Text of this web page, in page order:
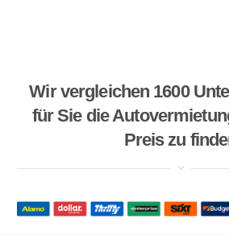
Wir vergleichen 1600
für Sie die
Preis zu